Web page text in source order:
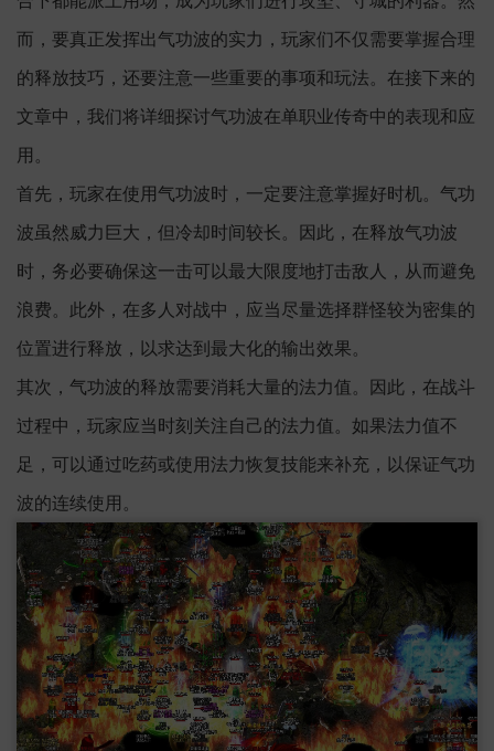
而，要真正发挥出气功波的实力，玩家们不仅需要掌握合理
的释放技巧，还要注意一些重要的事项和玩法。在接下来的
文章中，我们将详细探讨气功波在单职业传奇中的表现和应
用。
首先，玩家在使用气功波时，一定要注意掌握好时机。气功
波虽然威力巨大，但冷却时间较长。因此，在释放气功波
时，务必要确保这一击可以最大限度地打击敌人，从而避免
浪费。此外，在多人对战中，应当尽量选择群怪较为密集的
位置进行释放，以求达到最大化的输出效果。
其次，气功波的释放需要消耗大量的法力值。因此，在战斗
过程中，玩家应当时刻关注自己的法力值。如果法力值不
足，可以通过吃药或使用法力恢复技能来补充，以保证气功
波的连续使用。